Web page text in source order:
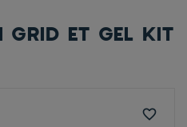
GRID ET GEL KIT
favorite_border